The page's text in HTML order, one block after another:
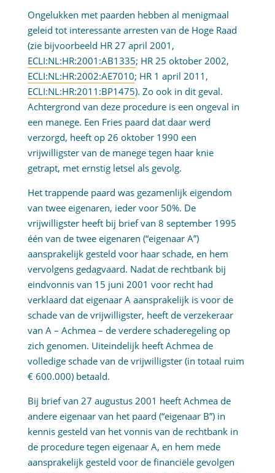
Ongelukken met paarden hebben al menigmaal
geleid tot interessante arresten van de Hoge Raad
(zie bijvoorbeeld HR 27 april 2001,
ECLI:NL:HR:2001:AB1335; HR 25 oktober 2002,
ECLI:NL:HR:2002:AE7010; HR 1 april 2011,
ECLI:NL:HR:2011:BP1475). Zo ook in dit geval.
Achtergrond van deze procedure is een ongeval in
een manege. Een Fries paard dat daar werd
verzorgd, heeft op 26 oktober 1990 een
vrijwilligster van de manege tegen haar knie
getrapt, met ernstig letsel als gevolg.
Het trappende paard was gezamenlijk eigendom
van twee eigenaren, ieder voor 50%. De
vrijwilligster heeft bij brief van 8 september 1995
één van de twee eigenaren (“eigenaar A”)
aansprakelijk gesteld voor haar schade, en hem
vervolgens gedagvaard. Nadat de rechtbank bij
eindvonnis van 15 juni 2001 voor recht had
verklaard dat eigenaar A aansprakelijk is voor de
schade van de vrijwilligster, heeft de verzekeraar
van A – Achmea – de verdere schaderegeling op
zich genomen. Uiteindelijk heeft Achmea de
volledige schade van de vrijwilligster (in totaal ruim
€ 600.000) betaald.
Bij brief van 27 augustus 2001 heeft Achmea de
andere eigenaar van het paard (“eigenaar B”) in
kennis gesteld van het vonnis van de rechtbank in
de procedure tegen eigenaar A, en hem mede
aansprakelijk gesteld voor de financiële gevolgen